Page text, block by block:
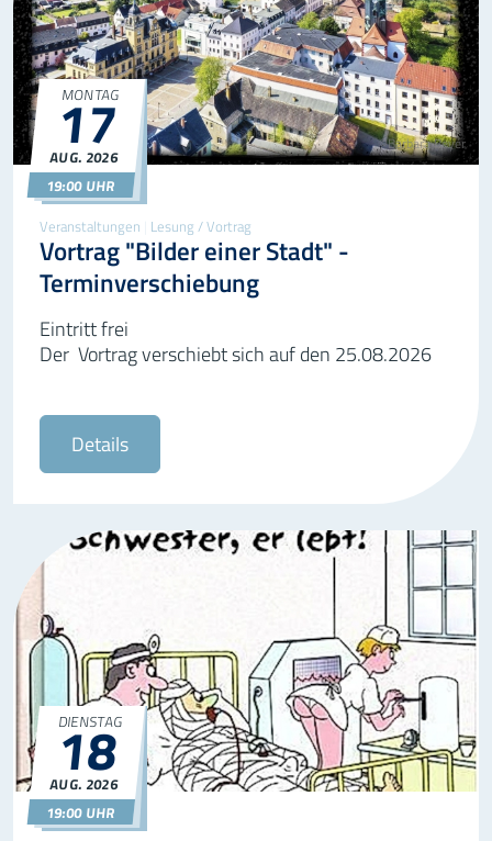
©Barbara Beyer
Veranstaltungen Lesung / Vortrag
Vortrag "Bilder einer Stadt" -
Terminverschiebung
MONTAG
17
AUG.2026
19:00 UHR
Eintritt frei
Der Vortrag verschiebt sich auf den 25.08.2026
Details
DIENSTAG
18
AUG.2026
19:00 UHR